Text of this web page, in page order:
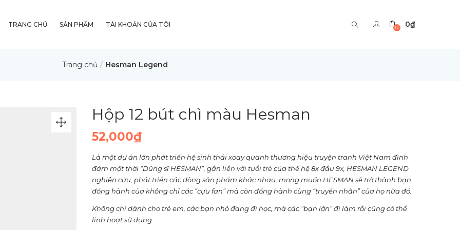
TRANG CHỦ SẢN PHẨM TÀI KHOẢN CỦA TÔI 0 0₫
Trang chủ Hesman Legend
Hộp 12 bút chì màu Hesman
52,000₫
Là một dự án lớn phát triển hệ sinh thái xoay quanh thương hiệu truyện tranh Việt Nam đình
đám một thời “Dũng sĩ HESMAN”, gắn liền với tuổi trẻ của thế hệ 8x đầu 9x, HESMAN LEGEND
nghiên cứu, phát triển các dòng sản phẩm khác nhau, mong muốn HESMAN sẽ trở thành bạn
đồng hành của không chỉ các “cựu fan” mà còn đồng hành cùng “truyền nhân” của họ nữa đó.
Không chỉ dành cho trẻ em, các bạn nhỏ đang đi học, mà các “bạn lớn” đi làm rồi cũng có thể
linh hoạt sử dụng.